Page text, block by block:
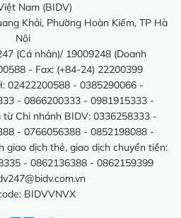
Nam (BIDV)
Khải, Phường Hoàn Kiếm, TP Hà
Nội
(Cá nhân)/ 19009248 (Doanh
- Fax: (+84-24) 22200399
02422200588 - 0385290066 -
- 0866200333 - 0981915333 -
Chi nhánh BIDV: 0336258333 -
- 0766056388 - 0852198088 -
giao dịch thẻ, giao dịch chuyển tiền:
- 0862136388 - 0862159399
BIDVVNVX